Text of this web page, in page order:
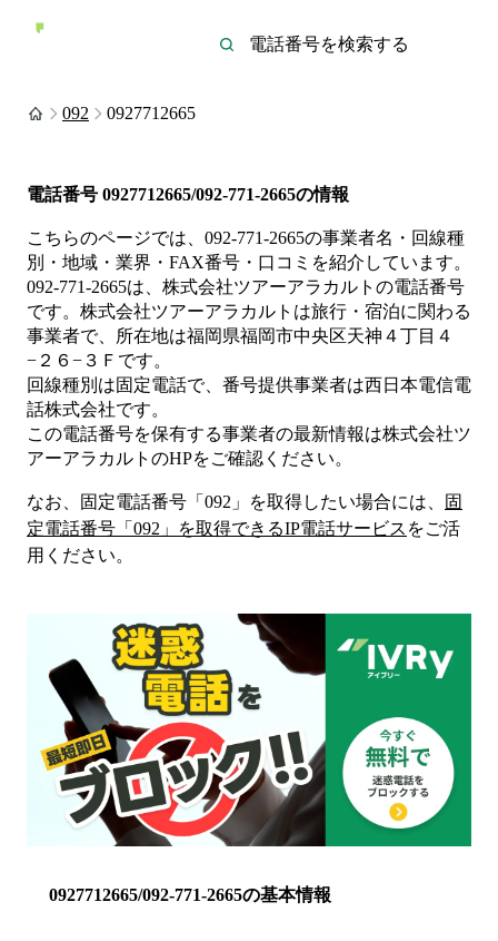
092 0927712665
電話番号 0927712665/092-771-2665の情報
こちらのページでは、 092-771-2665の事業者名・回線種
別・地域・業界・FAX番号・口コミを紹介しています。
092-771-2665は、 株式会社ツアーアラカルト の電話番号
です。 株式会社ツアーアラカルトは旅行・宿泊に関わる
事業者で、所在地は福岡県福岡市中央区天神４丁目４
−２６−３Ｆ です。
回線種別は固定電話で、番号提供事業者は西日本電信電
話株式会社です。
この電話番号を保有する事業者の最新情報は株式会社ツ
アーアラカルト のHPをご確認ください。
なお、固定電話番号「 092 」を取得したい場合には、
固
定電話番号「 092 」を取得できるIP電話サービス をご活
用ください。
0927712665/092-771-2665の基本情報